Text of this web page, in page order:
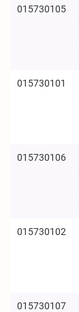
015730105
015730101
015730106
015730102
015730107